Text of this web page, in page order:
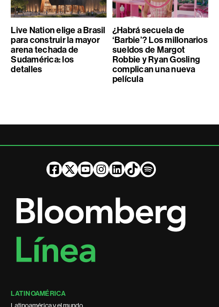
Live Nation elige a Brasil
para construir la mayor
arena techada de
Sudamérica: los
detalles
¿Habrá secuela de
‘Barbie’? Los millonarios
sueldos de Margot
Robbie y Ryan Gosling
complican una nueva
película
LATINOAMÉRICA